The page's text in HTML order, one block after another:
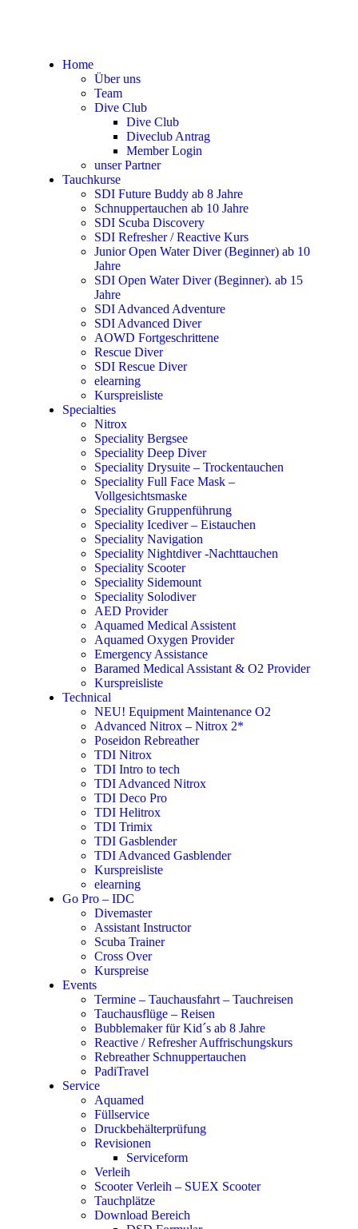
Home
Über uns
Team
Dive Club
Dive Club
Diveclub Antrag
Member Login
unser Partner
Tauchkurse
SDI Future Buddy ab 8 Jahre
Schnuppertauchen ab 10 Jahre
SDI Scuba Discovery
SDI Refresher / Reactive Kurs
Junior Open Water Diver (Beginner) ab 10
Jahre
SDI Open Water Diver (Beginner). ab 15
Jahre
SDI Advanced Adventure
SDI Advanced Diver
AOWD Fortgeschrittene
Rescue Diver
SDI Rescue Diver
elearning
Kurspreisliste
Specialties
Nitrox
Speciality Bergsee
Speciality Deep Diver
Speciality Drysuite – Trockentauchen
Speciality Full Face Mask –
Vollgesichtsmaske
Speciality Gruppenführung
Speciality Icediver – Eistauchen
Speciality Navigation
Speciality Nightdiver -Nachttauchen
Speciality Scooter
Speciality Sidemount
Speciality Solodiver
AED Provider
Aquamed Medical Assistent
Aquamed Oxygen Provider
Emergency Assistance
Baramed Medical Assistant & O2 Provider
Kurspreisliste
Technical
NEU! Equipment Maintenance O2
Advanced Nitrox – Nitrox 2*
Poseidon Rebreather
TDI Nitrox
TDI Intro to tech
TDI Advanced Nitrox
TDI Deco Pro
TDI Helitrox
TDI Trimix
TDI Gasblender
TDI Advanced Gasblender
Kurspreisliste
elearning
Go Pro – IDC
Divemaster
Assistant Instructor
Scuba Trainer
Cross Over
Kurspreise
Events
Termine – Tauchausfahrt – Tauchreisen
Tauchausflüge – Reisen
Bubblemaker für Kid´s ab 8 Jahre
Reactive / Refresher Auffrischungskurs
Rebreather Schnuppertauchen
PadiTravel
Service
Aquamed
Füllservice
Druckbehälterprüfung
Revisionen
Serviceform
Verleih
Scooter Verleih – SUEX Scooter
Tauchplätze
Download Bereich